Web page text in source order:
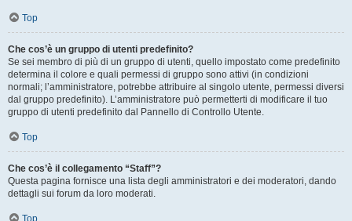
Top
Che cos’è un gruppo di utenti predefinito?
Se sei membro di più di un gruppo di utenti, quello impostato come predefinito
determina il colore e quali permessi di gruppo sono attivi (in condizioni
normali; l’amministratore, potrebbe attribuire al singolo utente, permessi diversi
dal gruppo predefinito). L’amministratore può permetterti di modificare il tuo
gruppo di utenti predefinito dal Pannello di Controllo Utente.
Top
Che cos’è il collegamento “Staff”?
Questa pagina fornisce una lista degli amministratori e dei moderatori, dando
dettagli sui forum da loro moderati.
Top